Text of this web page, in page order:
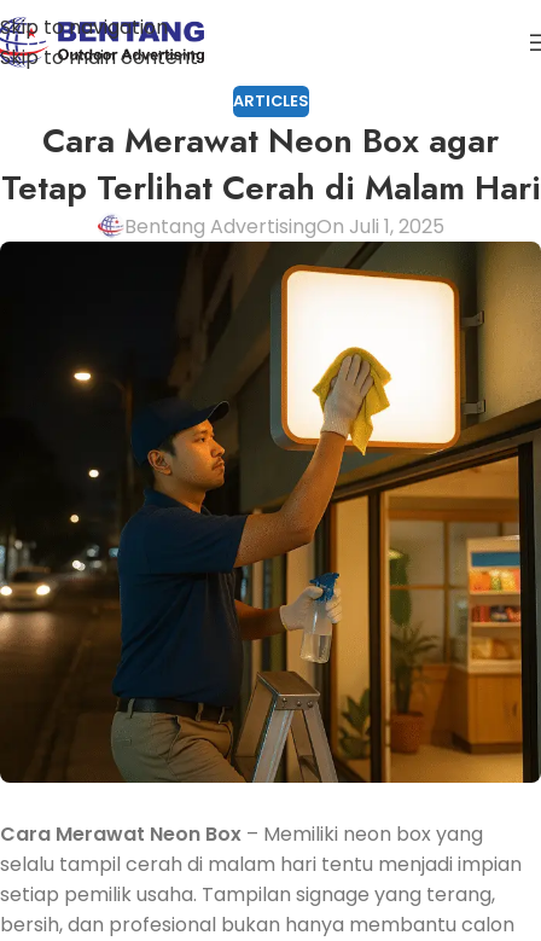
Skip to navigation
Skip to main content
ARTICLES
Cara Merawat Neon Box agar
Tetap Terlihat Cerah di Malam Hari
Bentang AdvertisingOn Juli 1, 2025
Cara Merawat Neon Box – Memiliki neon box yang
selalu tampil cerah di malam hari tentu menjadi impian
setiap pemilik usaha. Tampilan signage yang terang,
bersih, dan profesional bukan hanya membantu calon